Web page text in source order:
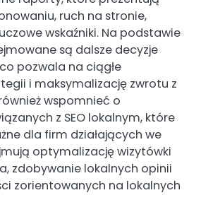
ruch na stronie,
wskaźniki. Na podstawie
są dalsze decyzje
pozwala na ciągłe
i maksymalizację zwrotu z
wspomnieć o
z SEO lokalnym, które
dla firm działających we
optymalizację wizytówki
zdobywanie lokalnych opinii
zorientowanych na lokalnych